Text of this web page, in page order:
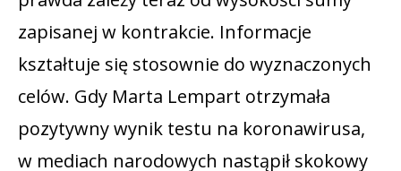
zapisanej w kontrakcie. Informacje
kształtuje się stosownie do wyznaczonych
celów. Gdy Marta Lempart otrzymała
pozytywny wynik testu na koronawirusa,
w mediach narodowych nastąpił skokowy